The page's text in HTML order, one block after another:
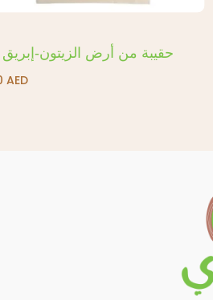
حقيبة من أرض الزيتون-
AED